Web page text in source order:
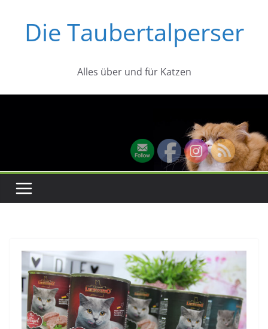
springenDie Taubertalperser
Alles über und für Katzen